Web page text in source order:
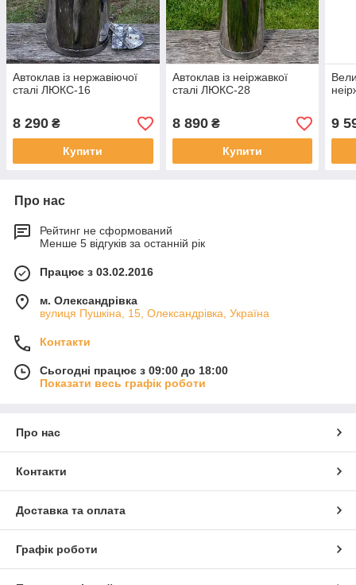
Автоклав із нержавіючої
сталі ЛЮКС-16
8 290 ₴
Купити
Автоклав із неіржавкої
сталі ЛЮКС-28
8 890₴
Купити
9
Про нас
Рейтинг не сформований
Менше 5 відгуків за останній рік
Працює з 03.02.2016
м. Олександрівка
вулиця Пушкіна, 15, Олександрівка, Україна
Контакти
Сьогодні працює з 09:00 до 18:00
Показати весь графік роботи
Про нас
Контакти
Доставка та оплата
Графік роботи